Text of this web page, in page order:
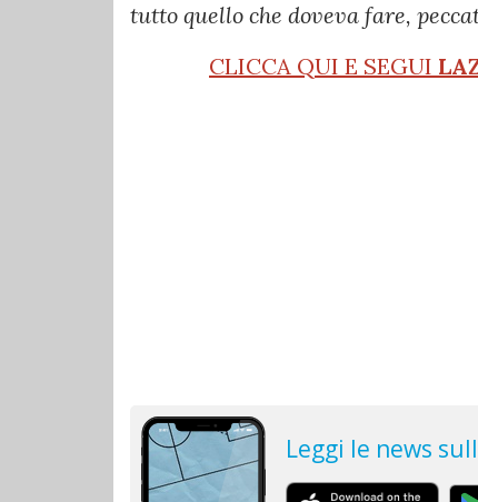
tutto quello che doveva fare,
CLICCA QUI E SEGUI